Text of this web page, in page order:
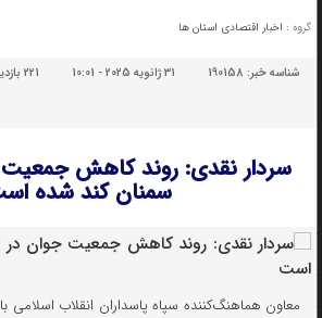
گروه : اخبار اقتصادی استان ها
شناسه خبر:190158 31 ژانویه 2025 - 10:01 221 بازدید
سردار نقدی: روند کاهش جمعیت
سمنان کند شده
معاون هماهنگ‌کننده سپاه پاسداران انقلاب اسلامی